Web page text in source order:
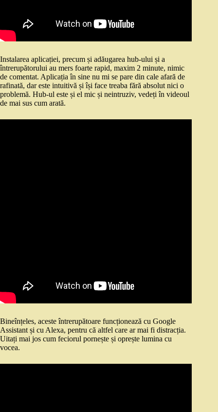
Instalarea aplicației, precum și adăugarea hub-ului și a
întrerupătorului au mers foarte rapid, maxim 2 minute, nimic
de comentat. Aplicația în sine nu mi se pare din cale afară de
rafinată, dar este intuitivă și își face treaba fără absolut nici o
problemă. Hub-ul este și el mic și neintruziv, vedeți în videoul
de mai sus cum arată.
Bineînțeles, aceste întrerupătoare funcționează cu Google
Assistant și cu Alexa, pentru că altfel care ar mai fi distracția.
Uitați mai jos cum feciorul pornește și oprește lumina cu
vocea.